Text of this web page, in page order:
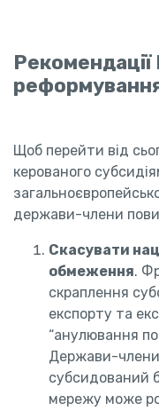
Щоб перейти від
керованого
держави-члени
Скасувати
обмеження.
скраплення
експорту та
“анулювання
Держави-
субсидований
мережу може